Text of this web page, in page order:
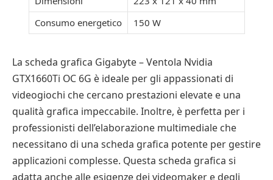
Consumo energetico
150 W
La scheda grafica Gigabyte – Ventola Nvidia
GTX1660Ti OC 6G è ideale per gli appassionati di
videogiochi che cercano prestazioni elevate e una
qualità grafica impeccabile. Inoltre, è perfetta per i
professionisti dell’elaborazione multimediale che
necessitano di una scheda grafica potente per gestire
applicazioni complesse. Questa scheda grafica si
adatta anche alle esigenze dei videomaker e degli